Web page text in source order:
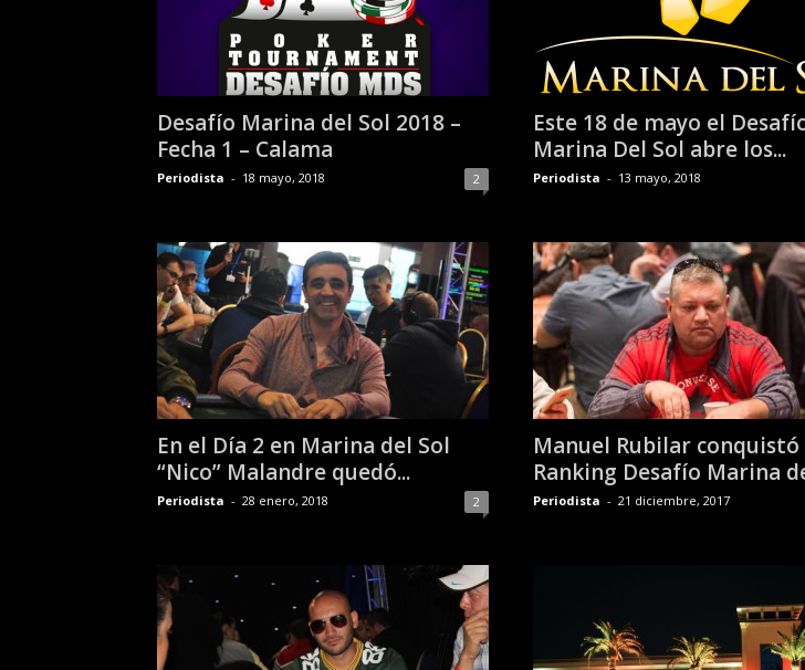
c
a
d
e
r
|
D
m
e
P
o
k
Desafío Marina del Sol 2018 –
Fecha 1 – Calama
Periodista - 18 mayo, 2018 2
Este 18 de mayo el
Marina Del Sol abre los...
Periodista - 13 mayo, 2018
En el Día 2 en Marina del Sol
“Nico” Malandre quedó...
Periodista - 28 enero, 2018 2
Manuel Rubilar conquistó
Ranking Desafío Marina
Periodista - 21 diciembre, 2017